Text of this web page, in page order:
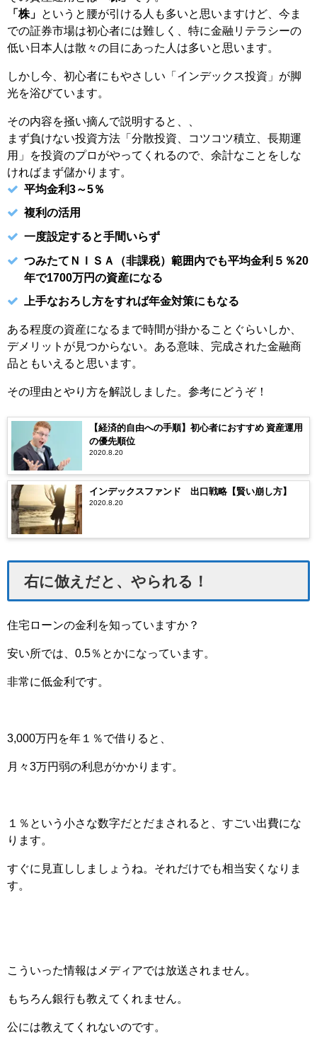
「株」
というと腰が引ける人も多いと思いますけど、今ま
での証券市場は初心者には難しく、特に金融リテラシーの
低い日本人は散々の目にあった人は多いと思います。
しかし今、初心者にもやさしい「インデックス投資」が脚
光を浴びています。
その内容を掻い摘んで説明すると、、
まず負けない投資方法「分散投資、コツコツ積立、長期運
用」を投資のプロがやってくれるので、余計なことをしな
ければまず儲かります。
平均金利3～5％
複利の活用
一度設定すると手間いらず
つみたてＮＩＳＡ（非課税）範囲内でも平均金利５％20
年で1700万円の資産になる
上手なおろし方をすれば年金対策にもなる
ある程度の資産になるまで時間が掛かることぐらいしか、
デメリットが見つからない。ある意味、完成された金融商
品ともいえると思います。
その理由とやり方を解説しました。参考にどうぞ！
【経済的自由への手順】初心者におすすめ 資産運用
の優先順位
2020.8.20
インデックスファンド 出口戦略【賢い崩し方】
2020.8.20
右に倣えだと、やられる！
住宅ローンの金利を知っていますか？
安い所では、0.5％とかになっています。
非常に低金利です。
3,000万円を年１％で借りると、
月々3万円弱の利息がかかります。
１％という小さな数字だとだまされると、すごい出費にな
ります。
すぐに見直ししましょうね。それだけでも相当安くなりま
す。
こういった情報はメディアでは放送されません。
もちろん銀行も教えてくれません。
公には教えてくれないのです。